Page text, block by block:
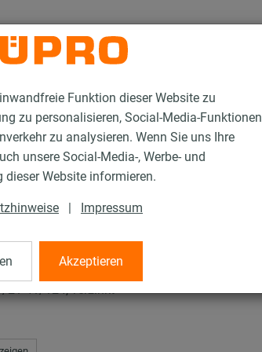
Funktion dieser Website zu
zu personalisieren, Social-Media-Funktionen
zu analysieren. Wenn Sie uns Ihre
unsere Social-Media-, Werbe- und
dieser Website informieren.
| Impressum
Akzeptieren
S+
21-41/124, verzinkt